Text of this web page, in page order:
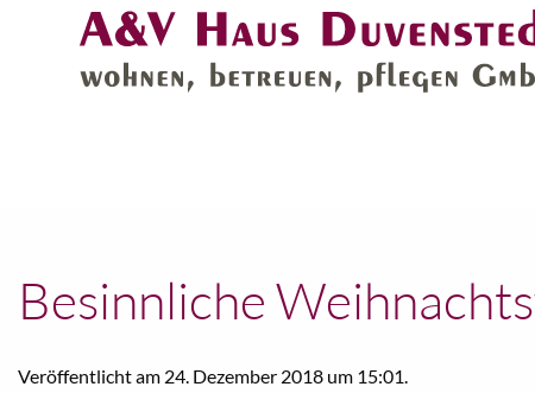
Besinnliche
Veröffentlicht am 24. Dezember 2018 um 15:01.